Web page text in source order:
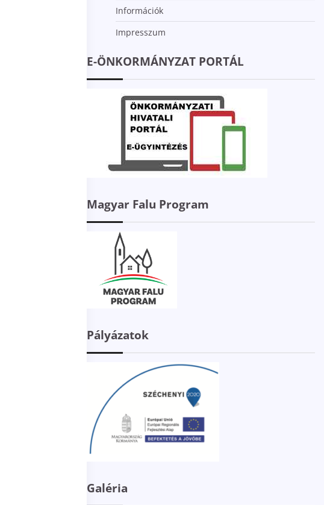
Információk
Impresszum
E-ÖNKORMÁNYZAT PORTÁL
Magyar Falu Program
Pályázatok
Galéria